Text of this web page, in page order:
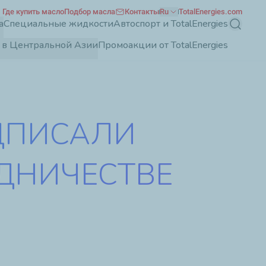
Специальные жидкостиАвтоспорт и TotalEnergies
в Центральной АзииПромоакции от TotalEnergies
Поиск
Где купить маслоПодбор масла КонтактыRu TotalEnergies.com